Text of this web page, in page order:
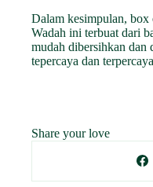
Dalam kesimpulan, box
Wadah ini terbuat dari
mudah dibersihkan dan
tepercaya dan
Share your love